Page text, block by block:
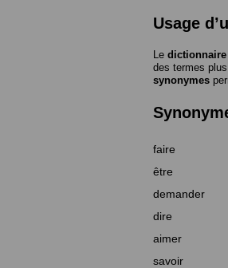
Usage
Le
des termes
synonymes
faire
être
demander
dire
aimer
savoir